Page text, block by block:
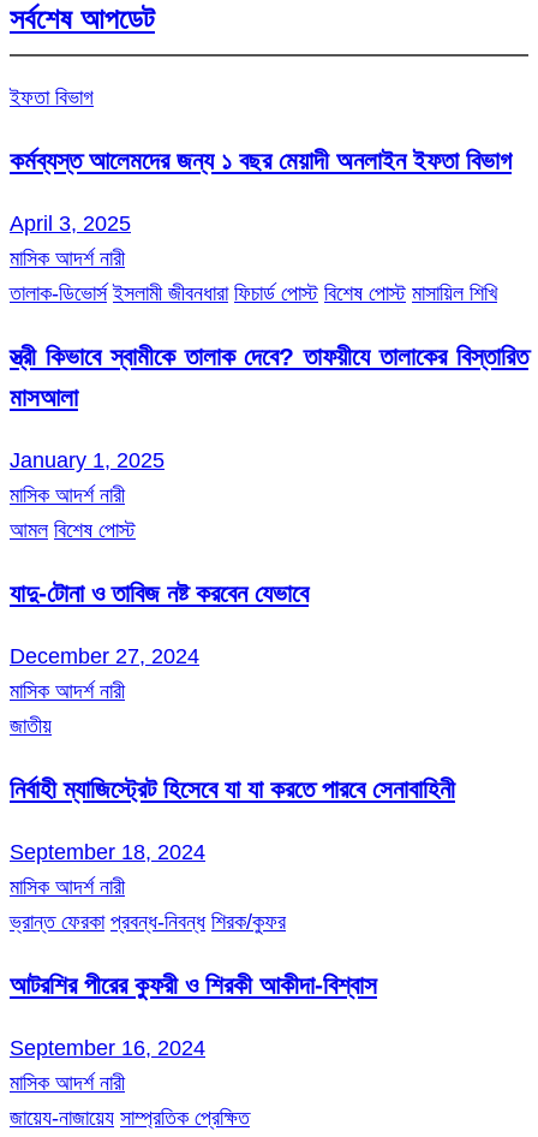
সর্বশেষ আপডেট
ইফতা বিভাগ
কর্মব্যস্ত আলেমদের জন্য ১ বছর মেয়াদী অনলাইন ইফতা বিভাগ
April 3, 2025
মাসিক আদর্শ নারী
তালাক-ডিভোর্স ইসলামী জীবনধারা ফিচার্ড পোস্ট বিশেষ পোস্ট মাসায়িল শিখি
স্ত্রী কিভাবে স্বামীকে তালাক দেবে? তাফয়ীযে তালাকের বিস্তারিত
মাসআলা
January 1, 2025
মাসিক আদর্শ নারী
আমল বিশেষ পোস্ট
যাদু-টোনা ও তাবিজ নষ্ট করবেন যেভাবে
December 27, 2024
মাসিক আদর্শ নারী
জাতীয়
নির্বাহী ম্যাজিস্ট্রেট হিসেবে যা যা করতে পারবে সেনাবাহিনী
September 18, 2024
মাসিক আদর্শ নারী
ভ্রান্ত ফেরকা প্রবন্ধ-নিবন্ধ শিরক/কুফর
আটরশির পীরের কুফরী ও শিরকী আকীদা-বিশ্বাস
September 16, 2024
মাসিক আদর্শ নারী
জায়েয-নাজায়েয সাম্প্রতিক প্রেক্ষিত